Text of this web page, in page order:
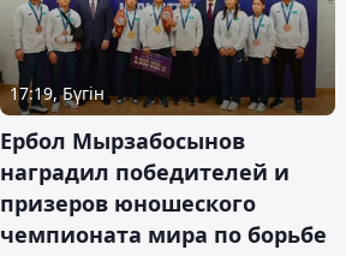
17:19, Бүгін
Ербол Мырзабосынов
наградил победителей и
призеров юношеского
чемпионата мира по борьбе